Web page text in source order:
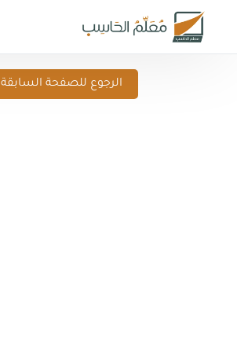
الرجوع للصفحة السابقة